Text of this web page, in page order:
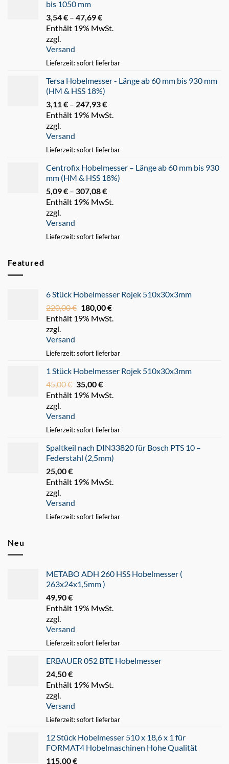
bis 1050 mm
3,54€ – 47,69€
3,54 €
Enthält 19% MwSt.
zzgl.
Versand
Lieferzeit: sofort lieferbar
Tersa Hobelmesser - Länge ab 60 mm bis 930 mm
(HM & HSS 18%)
3,11€ – 247,93€
3,11 €
Enthält 19% MwSt.
zzgl.
Versand
Lieferzeit: sofort lieferbar
Centrofix Hobelmesser – Länge ab 60 mm bis 930
mm (HM & HSS 18%)
5,09€ – 307,08€
5,09 €
Enthält 19% MwSt.
zzgl.
Versand
Lieferzeit: sofort lieferbar
Featured
6 Stück Hobelmesser Rojek 510x30x3mm
220,00€ Ursprünglicher
Preis
180,00€Aktueller
Preis
Enthält 19% MwSt.
zzgl.
Versand
Lieferzeit: sofort lieferbar
1 Stück Hobelmesser Rojek 510x30x3mm
45,00€ Ursprünglicher
Preis
35,00€Aktueller
Preis
Enthält 19% MwSt.
zzgl.
Versand
Lieferzeit: sofort lieferbar
Spaltkeil nach DIN33820 für Bosch PTS 10 –
Federstahl (2,5mm)
25,00€
Enthält 19% MwSt.
zzgl.
Versand
Lieferzeit: sofort lieferbar
Neu
METABO ADH 260 HSS Hobelmesser (
263x24x1,5mm )
49,90€
Enthält 19% MwSt.
zzgl.
Versand
Lieferzeit: sofort lieferbar
ERBAUER 052 BTE Hobelmesser
24,50€
Enthält 19% MwSt.
zzgl.
Versand
Lieferzeit: sofort lieferbar
12 Stück Hobelmesser 510 x 18,6 x 1 für
FORMAT4 Hobelmaschinen Hohe Qualität
115,00€